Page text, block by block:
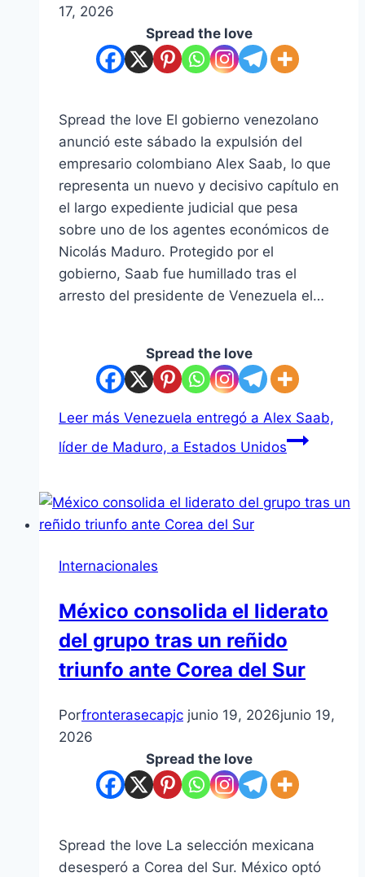
17, 2026
Spread the love
Spread the love El gobierno venezolano
anunció este sábado la expulsión del
empresario colombiano Alex Saab, lo que
representa un nuevo y decisivo capítulo en
el largo expediente judicial que pesa
sobre uno de los agentes económicos de
Nicolás Maduro. Protegido por el
gobierno, Saab fue humillado tras el
arresto del presidente de Venezuela el…
Spread the love
Leer más Venezuela entregó a Alex Saab,
líder de Maduro, a Estados Unidos
Internacionales
México consolida el liderato
del grupo tras un reñido
triunfo ante Corea del Sur
Porfronterasecapjc junio 19, 2026junio 19,
2026
Spread the love
Spread the love La selección mexicana
desesperó a Corea del Sur. México optó